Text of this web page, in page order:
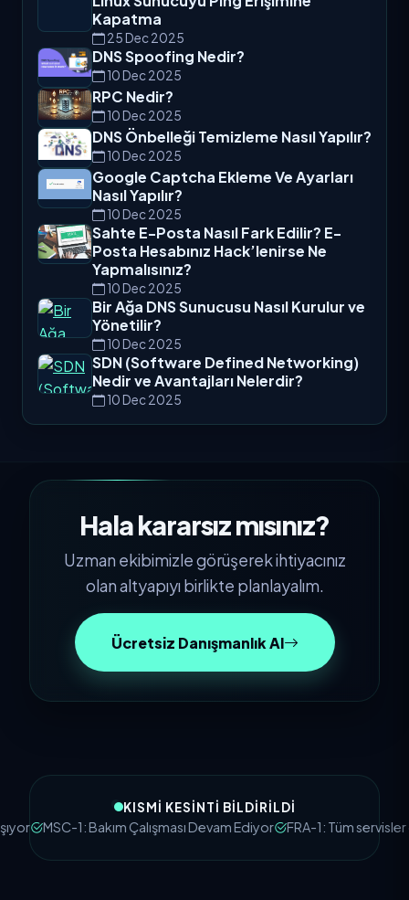
Kapatma
25 Dec 2025
DNS Spoofing Nedir?
10 Dec 2025
RPC Nedir?
10 Dec 2025
DNS Önbelleği Temizleme Nasıl Yapılır?
10 Dec 2025
Google Captcha Ekleme Ve Ayarları
Nasıl Yapılır?
10 Dec 2025
Sahte E-Posta Nasıl Fark Edilir? E-
Posta Hesabınız Hack’lenirse Ne
Yapmalısınız?
10 Dec 2025
Bir Ağa DNS Sunucusu Nasıl Kurulur ve
Yönetilir?
10 Dec 2025
SDN (Software Defined Networking)
Nedir ve Avantajları Nelerdir?
10 Dec 2025
Hala kararsız mısınız?
Uzman ekibimizle görüşerek ihtiyacınız
olan altyapıyı birlikte planlayalım.
Ücretsiz Danışmanlık Al
KISMI KESINTI BILDIRILDI
MSC-1: Bakım Çalışması Devam Ediyor FRA-1: Tüm servisler